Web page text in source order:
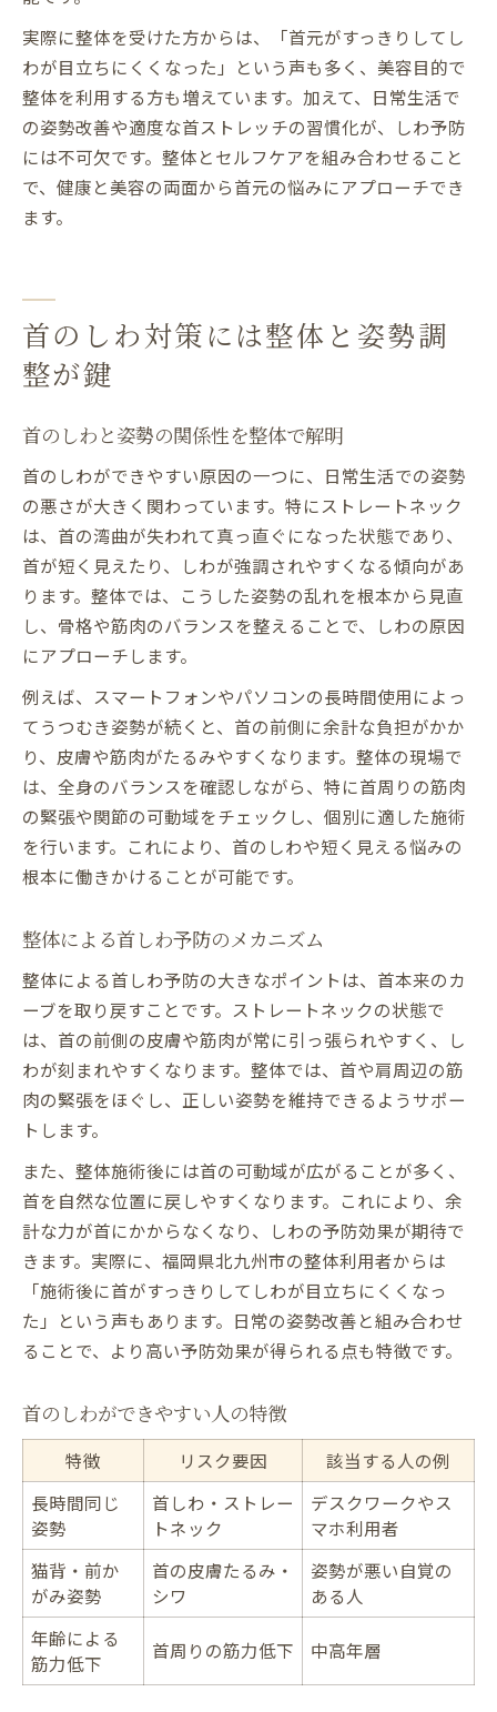
実際に整体を受けた方からは、「首元がすっきりしてし
わが目立ちにくくなった」という声も多く、美容目的で
整体を利用する方も増えています。加えて、日常生活で
の姿勢改善や適度な首ストレッチの習慣化が、しわ予防
には不可欠です。整体とセルフケアを組み合わせること
で、健康と美容の両面から首元の悩みにアプローチでき
ます。
首のしわ対策には整体と姿勢調
整が鍵
首のしわと姿勢の関係性を整体で解明
首のしわができやすい原因の一つに、日常生活での姿勢
の悪さが大きく関わっています。特にストレートネック
は、首の湾曲が失われて真っ直ぐになった状態であり、
首が短く見えたり、しわが強調されやすくなる傾向があ
ります。整体では、こうした姿勢の乱れを根本から見直
し、骨格や筋肉のバランスを整えることで、しわの原因
にアプローチします。
例えば、スマートフォンやパソコンの長時間使用によっ
てうつむき姿勢が続くと、首の前側に余計な負担がかか
り、皮膚や筋肉がたるみやすくなります。整体の現場で
は、全身のバランスを確認しながら、特に首周りの筋肉
の緊張や関節の可動域をチェックし、個別に適した施術
を行います。これにより、首のしわや短く見える悩みの
根本に働きかけることが可能です。
整体による首しわ予防のメカニズム
整体による首しわ予防の大きなポイントは、首本来のカ
ーブを取り戻すことです。ストレートネックの状態で
は、首の前側の皮膚や筋肉が常に引っ張られやすく、し
わが刻まれやすくなります。整体では、首や肩周辺の筋
肉の緊張をほぐし、正しい姿勢を維持できるようサポー
トします。
また、整体施術後には首の可動域が広がることが多く、
首を自然な位置に戻しやすくなります。これにより、余
計な力が首にかからなくなり、しわの予防効果が期待で
きます。実際に、福岡県北九州市の整体利用者からは
「施術後に首がすっきりしてしわが目立ちにくくなっ
た」という声もあります。日常の姿勢改善と組み合わせ
ることで、より高い予防効果が得られる点も特徴です。
首のしわができやすい人の特徴
特徴 リスク要因
該当する人の例
長時間同じ
姿勢
首しわ・ストレー
トネック
デスクワークやス
マホ利用者
猫背・前か
がみ姿勢
首の皮膚たるみ・
シワ
姿勢が悪い自覚の
ある人
年齢による
筋力低下
首周りの筋力低下 中高年層